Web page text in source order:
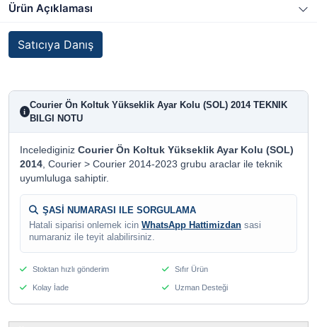
Ürün Açıklaması
Satıcıya Danış
i
Courier Ön Koltuk Yükseklik Ayar Kolu (SOL) 2014 TEKNIK
BILGI NOTU
Incelediginiz Courier Ön Koltuk Yükseklik Ayar Kolu (SOL)
2014, Courier > Courier 2014-2023 grubu araclar ile teknik
uyumluluga sahiptir.
ŞASİ NUMARASI ILE SORGULAMA
Hatali siparisi onlemek icin WhatsApp Hattimizdan sasi
numaraniz ile teyit alabilirsiniz.
Stoktan hızlı gönderim Sıfır Ürün
Kolay İade Uzman Desteği